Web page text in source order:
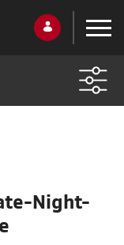
Night-